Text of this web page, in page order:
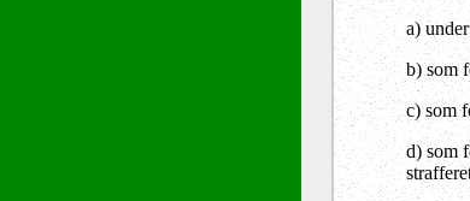
a)
b) som
c) som
d) som